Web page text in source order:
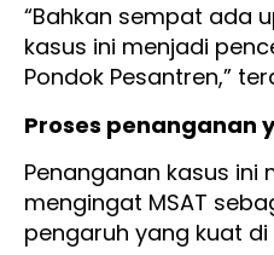
“Bahkan sempat ada
kasus ini menjadi
Pondok Pesantren,”
Proses penanganan
Penanganan kasus
mengingat MSAT
pengaruh yang kuat